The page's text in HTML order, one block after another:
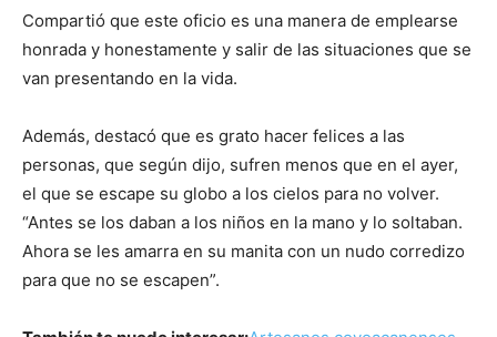
Compartió que este oficio es una manera de emplearse
honrada y honestamente y salir de las situaciones que se
van presentando en la vida.
Además, destacó que es grato hacer felices a las
personas, que según dijo, sufren menos que en el ayer,
el que se escape su globo a los cielos para no volver.
“Antes se los daban a los niños en la mano y lo soltaban.
Ahora se les amarra en su manita con un nudo corredizo
para que no se escapen”.